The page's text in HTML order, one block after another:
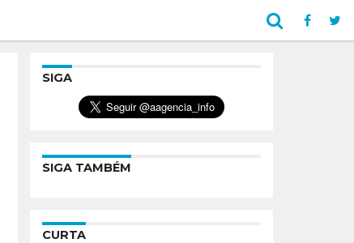
SIGA
SIGA TAMBÉM
CURTA